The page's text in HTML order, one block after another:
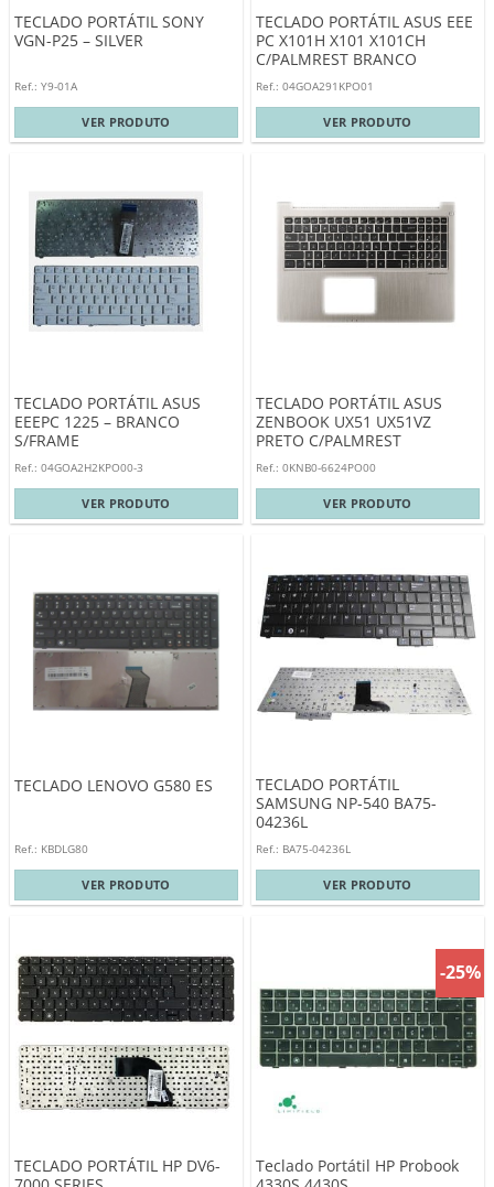
TECLADO PORTÁTIL SONY
VGN-P25 – SILVER
Ref.: Y9-01A
VER PRODUTO
TECLADO PORTÁTIL ASUS EEE
PC X101H X101 X101CH
C/PALMREST BRANCO
Ref.: 04GOA291KPO01
VER PRODUTO
TECLADO PORTÁTIL ASUS
EEEPC 1225 – BRANCO
S/FRAME
Ref.: 04GOA2H2KPO00-3
VER PRODUTO
TECLADO PORTÁTIL ASUS
ZENBOOK UX51 UX51VZ
PRETO C/PALMREST
Ref.: 0KNB0-6624PO00
VER PRODUTO
TECLADO LENOVO G580 ES
Ref.: KBDLG80
VER PRODUTO
TECLADO PORTÁTIL
SAMSUNG NP-540 BA75-
04236L
Ref.: BA75-04236L
VER PRODUTO
TECLADO PORTÁTIL HP DV6-
-25%
Teclado Portátil HP Probook